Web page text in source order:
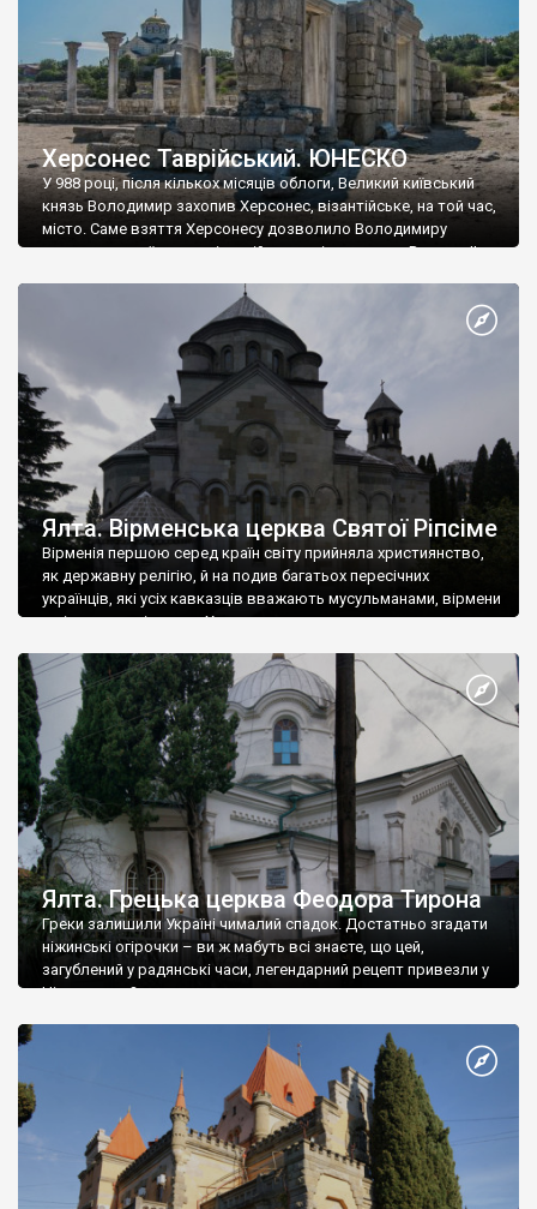
Херсонес Таврійський. ЮНЕСКО
У 988 році, після кількох місяців облоги, Великий київський
князь Володимир захопив Херсонес, візантійське, на той час,
місто. Саме взяття Херсонесу дозволило Володимиру
диктувати свої умови візантійському імператору Василю ІІ, та
Херсонесі Володимир-язичник, став Василем-християнином.
А потім було Хрещення Русі. На честь Херсонесу Таврійського
Ялта. Вірменська церква Святої Ріпсіме
Вірменія першою серед країн світу прийняла християнство,
як державну релігію, й на подив багатьох пересічних
українців, які усіх кавказців вважають мусульманами, вірмени
є відданими вірянами Христа
Ялта. Грецька церква Феодора Тирона
Греки залишили Україні чималий спадок. Достатньо згадати
ніжинські огірочки – ви ж мабуть всі знаєте, що цей,
загублений у радянські часи, легендарний рецепт привезли у
Ніжин греки?